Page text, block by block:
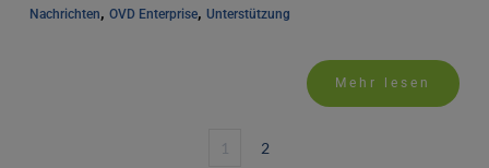
Nachrichten, OVD Enterprise, Unterstützung
Mehr lesen
1 2